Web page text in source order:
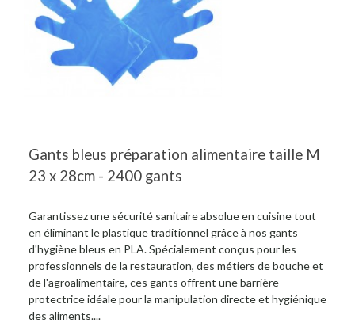
Gants bleus préparation alimentaire taille M
23 x 28cm - 2400 gants
Garantissez une sécurité sanitaire absolue en cuisine tout
en éliminant le plastique traditionnel grâce à nos gants
d'hygiène bleus en PLA. Spécialement conçus pour les
professionnels de la restauration, des métiers de bouche et
de l'agroalimentaire, ces gants offrent une barrière
protectrice idéale pour la manipulation directe et hygiénique
des aliments....